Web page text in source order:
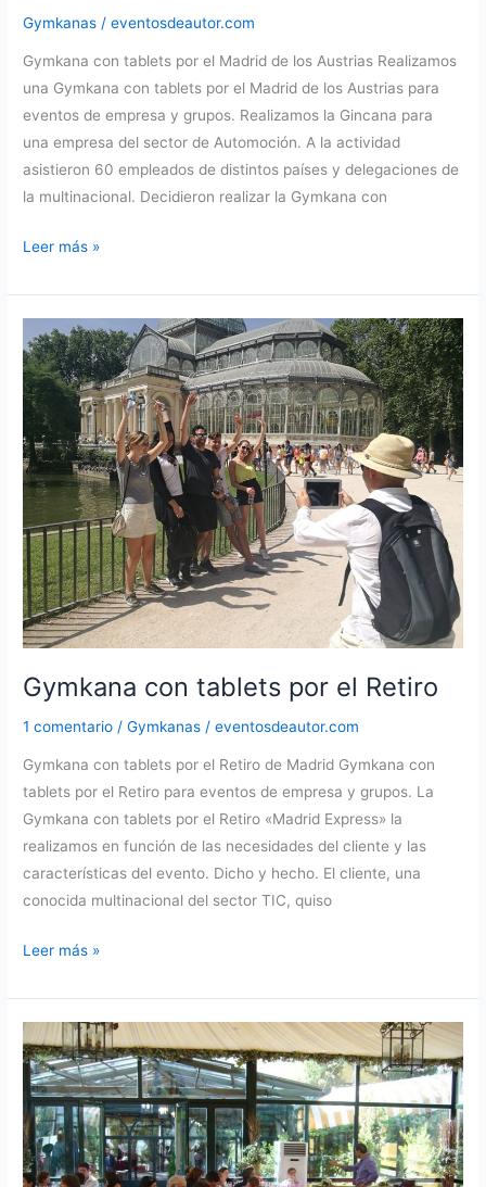
Gymkanas /eventosdeautor.com
Gymkana con tablets por el Madrid de los Austrias Realizamos
una Gymkana con tablets por el Madrid de los Austrias para
eventos de empresa y grupos. Realizamos la Gincana para
una empresa del sector de Automoción. A la actividad
asistieron 60 empleados de distintos países y delegaciones de
la multinacional. Decidieron realizar la Gymkana con
Gymkana
tablets
el
Madrid
de
los
Austrias
Leer más »
Gymkana con tablets por el Retiro
1 comentario /Gymkanas /eventosdeautor.com
Gymkana con tablets por el Retiro de Madrid Gymkana con
tablets por el Retiro para eventos de empresa y grupos. La
Gymkana con tablets por el Retiro «Madrid Express» la
realizamos en función de las necesidades del cliente y las
características del evento. Dicho y hecho. El cliente, una
conocida multinacional del sector TIC, quiso
Gymkana
tablets
por
el
Retiro
Leer más »